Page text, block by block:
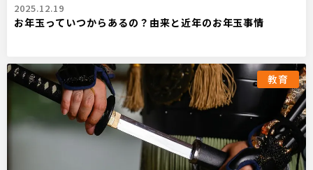
2025.12.19
お年玉っていつからあるの？由来と近年のお年玉事情
教育